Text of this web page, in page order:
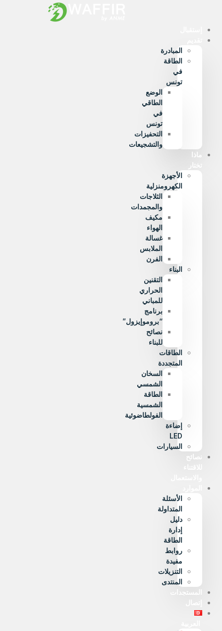
المبادرة
الطاقة
في
تونس
الوضع
الطاقي
في
تونس
التحفيزات
والتشجيعات
ماذا
تختار
الأجهزة
الكهرومنزلية
الثلاجات
والمجمدات
مكيف
الهواء
غسالة
الملابس
الفرن
البناء
التقنين
الحراري
للمباني
برنامج
“بروموإيزول”
نصائح
للبناء
الطاقات
المتجددة
السخان
الشمسي
الطاقة
الشمسية
الفولطاضوئية
إضاءة
LED
السيارات
نصائح
الأسئلة
المتداولة
دليل
إدارة
الطاقة
روابط
مفيدة
التنزيلات
المنتدى
المستجدات